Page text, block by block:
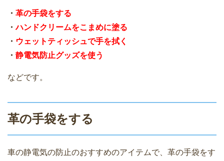
・ 革の手袋をする
・ハンドクリームをこまめに塗る
・ ウェットティッシュで手を拭く
・ 静電気防止グッズを使う
などです。
革の手袋をする
車の静電気の防止のおすすめのアイテムで、革の手袋をす